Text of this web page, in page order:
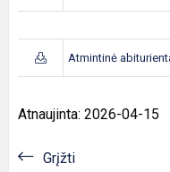
Atmintinė
Atnaujinta: 2026-04-15
Grįžti